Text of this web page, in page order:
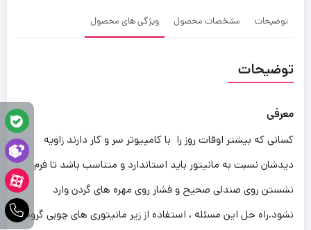
توضیحات مشخصات محصول ویژگی های محصول
توضیحات
معرفی
کسانی که بیشتر اوقات روز را با کامپیوتر سر و کار دارند زاویه
دیدشان نسبت به مانیتور باید استاندارد و متناسب باشد تا فرم
نشستن روی صندلی صحیح و فشار روی مهره های گردن وارد
نشود‏‏.‏‏راه حل این مسئله ، استفاده از زیر مانیتوری های چوبی گروه